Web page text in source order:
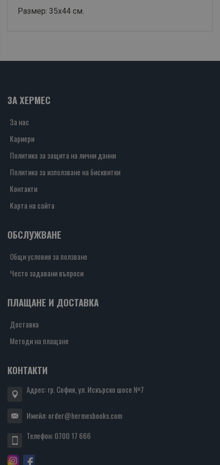
Размер: 35х44 см.
ЗА ХЕРМЕС
За нас
Кариери
Политика за защита на лични данни
Политика за използване на бисквитки
Контакти
Карта на сайта
ОБСЛУЖВАНЕ
Общи условия за ползване
Често задавани въпроси
ПЛАЩАНЕ И ДОСТАВКА
Доставка
Методи на плащане
КОНТАКТИ
Адрес: гр. София, ул. Искърско шосе №7
Имейл:order@hermesbooks.com
Телефон:0700 17 666